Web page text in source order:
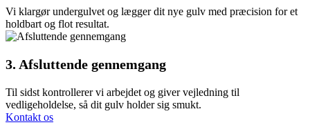
Vi klargør undergulvet og lægger dit nye gulv med præcision for et
holdbart og flot resultat.
3. Afsluttende gennemgang
Til sidst kontrollerer vi arbejdet og giver vejledning til
vedligeholdelse, så dit gulv holder sig smukt.
Kontakt os